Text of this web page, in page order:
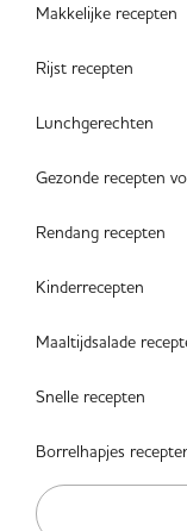
Makkelijke recepten
Rijst recepten
Lunchgerechten
Gezonde recepten
Rendang recepten
Kinderrecepten
Maaltijdsalade
Snelle recepten
Borrelhapjes